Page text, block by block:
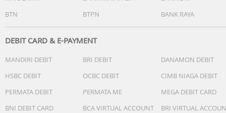
BTN
BTPN BANK RAYA
DEBIT CARD & E-PAYMENT
MANDIRI DEBIT BRI DEBIT
DANAMON DEBIT
HSBC DEBIT
OCBC DEBIT
CIMB NIAGA DEBIT
PERMATA DEBIT
PERMATA ME
MEGA DEBIT CARD
BNI DEBIT CARD
BCA VIRTUAL ACCOUNT
BRI VIRTUAL